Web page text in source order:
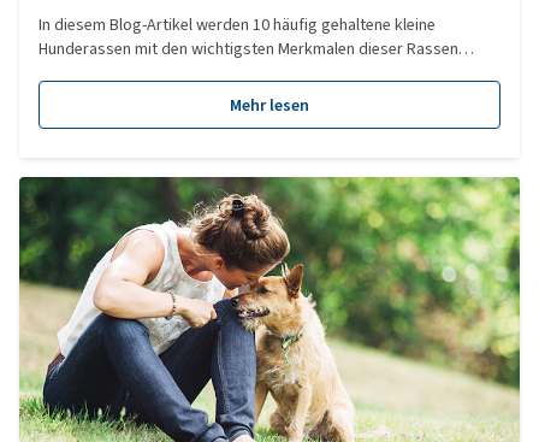
In diesem Blog-Artikel werden 10 häufig gehaltene kleine
Hunderassen mit den wichtigsten Merkmalen dieser Rassen
Erwachsenengewicht von bis zu 10 kg.
Mehr lesen